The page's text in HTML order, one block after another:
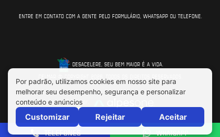
ENTRE EM CONTATO COM A GENTE PELO FORMULÁRIO, WHATSAPP OU TELEFONE.
DESACELERE, SEU BEM MAIOR É A VIDA.
Feito por:
TELEFONES WHATSAPP